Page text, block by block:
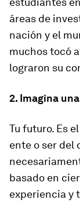
áreas de
nación y el
muchos tocó
lograron su
2. Imagina
Tu futuro. Es
ente o ser del
basado en
experiencia y